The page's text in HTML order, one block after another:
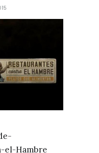
AVENTURA GASTRON
el-Hambre